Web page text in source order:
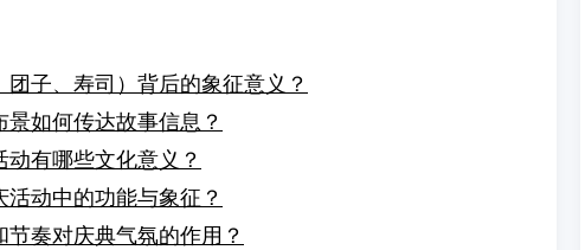
团子、寿司）背后的象征意义？
如何传达故事信息？
动有哪些文化意义？
动中的功能与象征？
奏对庆典气氛的作用？